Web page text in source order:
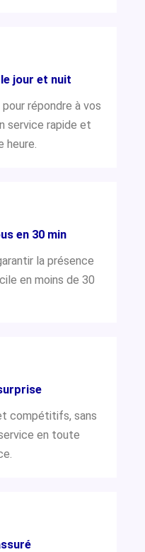
jour et nuit
répondre à vos
service rapide et
heure.
en 30 min
la présence
en moins de 30
compétitifs, sans
en toute